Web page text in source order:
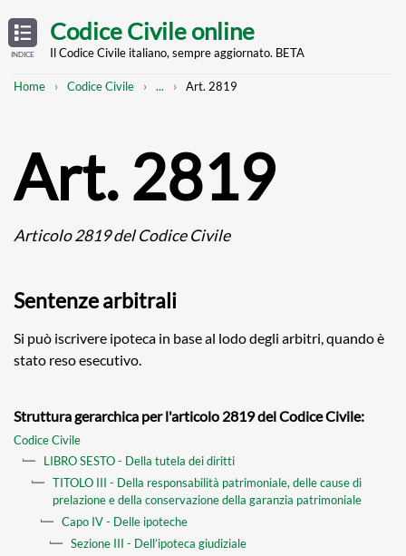
TABLE
OF
CONTENTS
INDICE
main
Codice Civile online
Il Codice Civile italiano, sempre aggiornato. BETA
Breadcrumb
Home Codice Civile
Mostra
... Art. 2819
Art. 2819
Articolo 2819 del Codice Civile
Sentenze arbitrali
Si può iscrivere ipoteca in base al lodo degli arbitri, quando è
stato reso esecutivo.
Struttura gerarchica per l'articolo 2819 del Codice Civile:
Codice Civile
LIBRO SESTO - Della tutela dei diritti
TITOLO III - Della responsabilità patrimoniale, delle cause di
prelazione e della conservazione della garanzia patrimoniale
Capo IV - Delle ipoteche
Sezione III - Dell’ipoteca giudiziale